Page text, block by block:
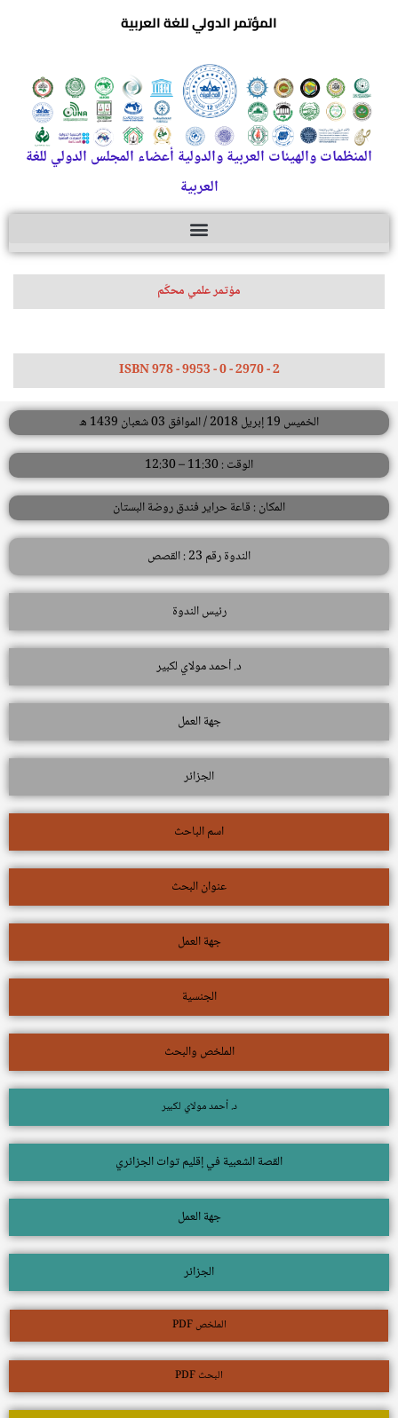
المؤتمر الدولي للغة العربية
المنظمات والهيئات العربية والدولية أعضاء المجلس الدولي للغة
العربية
مؤتمر علمي محكّم
ISBN 978 - 9953 - 0 - 2970 - 2
الخميس 19 إبريل 2018 / الموافق 03 شعبان 1439 ه
الوقت : 11:30 – 12:30
المكان : قاعة حراير فندق روضة البستان
الندوة رقم 23 : القصص
رئيس الندوة
د. أحمد مولاي لكبير
جهة العمل
الجزائر
اسم الباحث
عنوان البحث
جهة العمل
الجنسية
الملخص والبحث
د. أحمد مولاي لكبير
القصة الشعبية في إقليم توات الجزائري
جهة العمل
الجزائر
الملخص PDF
البحث PDF